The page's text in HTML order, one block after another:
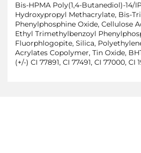
Bis-HPMA Poly(1,4-Butanediol)-14/
Hydroxypropyl Methacrylate, Bis-
Phenylphosphine Oxide, Cellulose
Ethyl Trimethylbenzoyl
Fluorphlogopite, Silica,
Acrylates Copolymer, Tin Oxide,
(+/-) CI 77891, CI 77491, CI 77000, CI